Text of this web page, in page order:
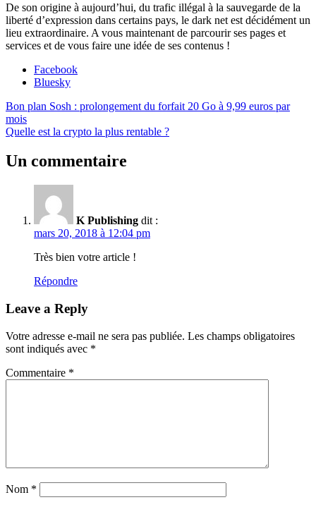
De son origine à aujourd’hui, du trafic illégal à la sauvegarde de la
liberté d’expression dans certains pays, le dark net est décidément un
lieu extraordinaire. A vous maintenant de parcourir ses pages et
services et de vous faire une idée de ses contenus !
Partager
"Qu’est
ce
que
darknet
?
d’Internet
Facebook
Bluesky
Navigation
de
Publication
précédente :
Bon plan Sosh : prolongement du forfait 20 Go à 9,99 euros par
mois
Publication
Quelle est la crypto la plus rentable ?
Un commentaire
K Publishing dit :
mars 20, 2018 à 12:04 pm
Très bien votre article !
Répondre
Leave a Reply
Votre adresse e-mail ne sera pas publiée. Les champs obligatoires
sont indiqués avec *
Commentaire *
Nom *